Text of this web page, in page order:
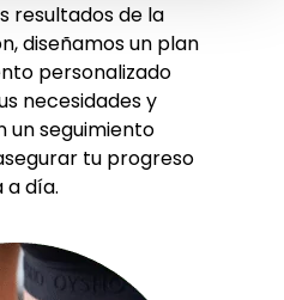
resultados de la
diseñamos un plan
personalizado
necesidades y
un seguimiento
tu progreso
a día.